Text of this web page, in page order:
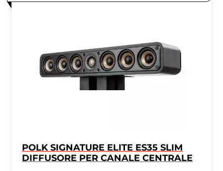
POLK SIGNATURE ELITE ES35 SLIM
DIFFUSORE PER CANALE CENTRALE